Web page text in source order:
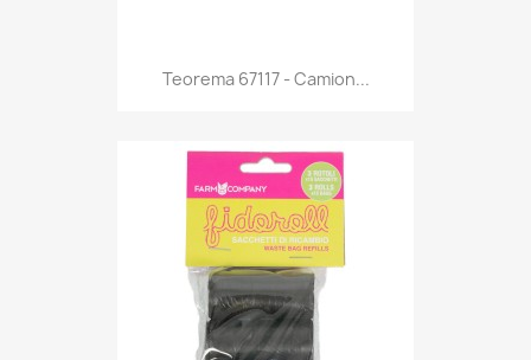
Anteprima
Teorema 67117 - Camion...